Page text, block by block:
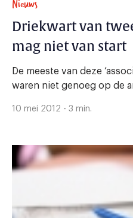
Nieuws
Driekwart van
mag niet van start
De meeste van deze
waren niet genoeg op de
10 mei 2012 - 3 min.